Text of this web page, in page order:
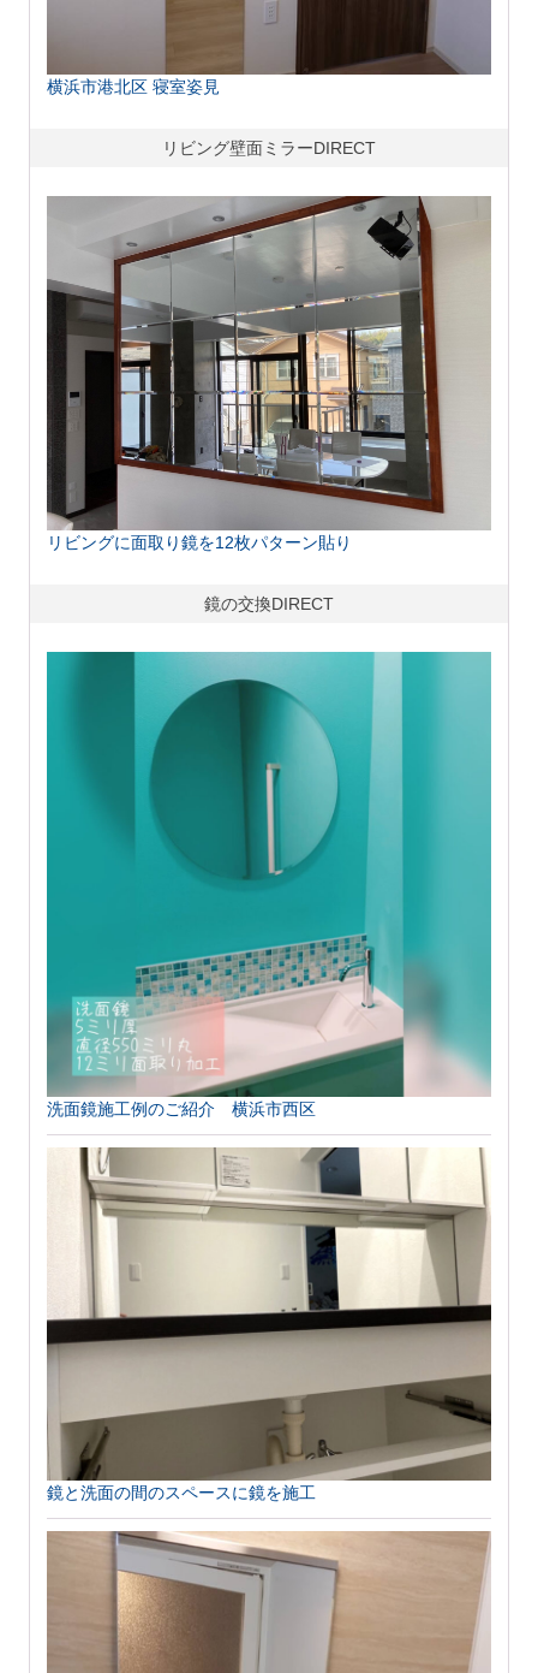
横浜市港北区 寝室姿見
リビング壁面ミラーDIRECT
リビングに面取り鏡を12枚パターン貼り
鏡の交換DIRECT
洗面鏡施工例のご紹介 横浜市西区
鏡と洗面の間のスペースに鏡を施工